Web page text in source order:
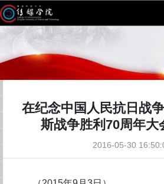
在纪念中国人民抗日战
斯战争胜利70周年大
2016-05-30